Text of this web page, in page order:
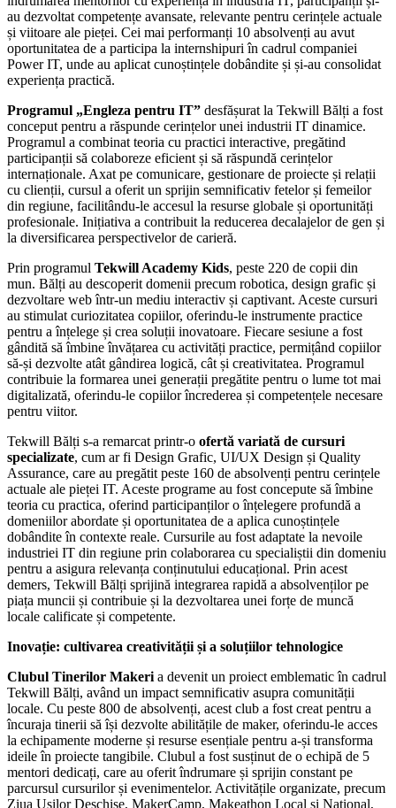
au dezvoltat competențe avansate, relevante pentru cerințele actuale
și viitoare ale pieței. Cei mai performanți 10 absolvenți au avut
oportunitatea de a participa la internshipuri în cadrul companiei
Power IT, unde au aplicat cunoștințele dobândite și și-au consolidat
experiența practică.
Programul „Engleza pentru IT” desfășurat la Tekwill Bălți a fost
conceput pentru a răspunde cerințelor unei industrii IT dinamice.
Programul a combinat teoria cu practici interactive, pregătind
participanții să colaboreze eficient și să răspundă cerințelor
internaționale. Axat pe comunicare, gestionare de proiecte și relații
cu clienții, cursul a oferit un sprijin semnificativ fetelor și femeilor
din regiune, facilitându-le accesul la resurse globale și oportunități
profesionale. Inițiativa a contribuit la reducerea decalajelor de gen și
la diversificarea perspectivelor de carieră.
Prin programul Tekwill Academy Kids, peste 220 de copii din
mun. Bălți au descoperit domenii precum robotica, design grafic și
dezvoltare web într-un mediu interactiv și captivant. Aceste cursuri
au stimulat curiozitatea copiilor, oferindu-le instrumente practice
pentru a înțelege și crea soluții inovatoare. Fiecare sesiune a fost
gândită să îmbine învățarea cu activități practice, permițând copiilor
să-și dezvolte atât gândirea logică, cât și creativitatea. Programul
contribuie la formarea unei generații pregătite pentru o lume tot mai
digitalizată, oferindu-le copiilor încrederea și competențele necesare
pentru viitor.
Tekwill Bălți s-a remarcat printr-o ofertă variată de cursuri
specializate, cum ar fi Design Grafic, UI/UX Design și Quality
Assurance, care au pregătit peste 160 de absolvenți pentru cerințele
actuale ale pieței IT. Aceste programe au fost concepute să îmbine
teoria cu practica, oferind participanților o înțelegere profundă a
domeniilor abordate și oportunitatea de a aplica cunoștințele
dobândite în contexte reale. Cursurile au fost adaptate la nevoile
industriei IT din regiune prin colaborarea cu specialiștii din domeniu
pentru a asigura relevanța conținutului educațional. Prin acest
demers, Tekwill Bălți sprijină integrarea rapidă a absolvenților pe
piața muncii și contribuie și la dezvoltarea unei forțe de muncă
locale calificate și competente.
Inovație: cultivarea creativității și a soluțiilor tehnologice
Clubul Tinerilor Makeri a devenit un proiect emblematic în cadrul
Tekwill Bălți, având un impact semnificativ asupra comunității
locale. Cu peste 800 de absolvenți, acest club a fost creat pentru a
încuraja tinerii să își dezvolte abilitățile de maker, oferindu-le acces
la echipamente moderne și resurse esențiale pentru a-și transforma
ideile în proiecte tangibile. Clubul a fost susținut de o echipă de 5
mentori dedicați, care au oferit îndrumare și sprijin constant pe
parcursul cursurilor și evenimentelor. Activitățile organizate, precum
Ziua Ușilor Deschise, MakerCamp, Makeathon Local și Național,